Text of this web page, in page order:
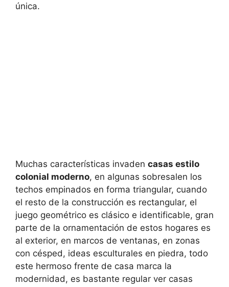
única.
Muchas características invaden casas estilo
colonial moderno, en algunas sobresalen los
techos empinados en forma triangular, cuando
el resto de la construcción es rectangular, el
juego geométrico es clásico e identificable, gran
parte de la ornamentación de estos hogares es
al exterior, en marcos de ventanas, en zonas
con césped, ideas esculturales en piedra, todo
este hermoso frente de casa marca la
modernidad, es bastante regular ver casas